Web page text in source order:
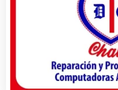
Capacitación